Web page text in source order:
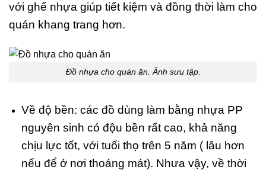
với ghế nhựa giúp tiết kiệm và đồng thời làm cho
quán khang trang hơn.
Đồ nhựa cho quán ăn. Ảnh sưu tập.
Về độ bền: các đồ dùng làm bằng nhựa PP
nguyên sinh có độu bền rất cao, khả năng
chịu lực tốt, với tuổi thọ trên 5 năm ( lâu hơn
nếu để ở nơi thoáng mát). Nhưa vậy, về thời